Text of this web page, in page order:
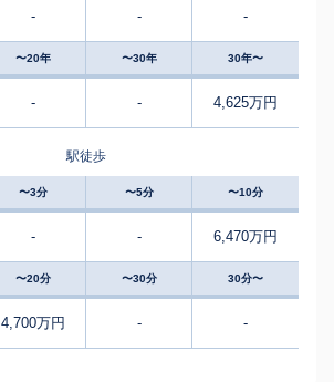
- - -
〜20年 〜30年 30年〜
- - 4,625万円
駅徒歩
〜3分 〜5分 〜10分
- - 6,470万円
〜20分 〜30分 30分〜
4,700万円 - -